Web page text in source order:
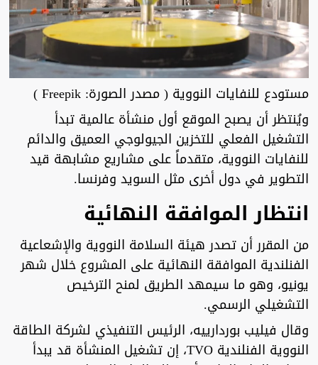
مستودع للنفايات النووية ( مصدر الصورة: Freepik )
ويُنتظر أن يصبح الموقع أول منشأة عالمية تبدأ
التشغيل الفعلي للتخزين الجيولوجي العميق والدائم
للنفايات النووية، متقدماً على مشاريع مشابهة قيد
التطوير في دول أخرى مثل السويد وفرنسا.
انتظار الموافقة النهائية
من المقرر أن تصدر هيئة السلامة النووية والإشعاعية
الفنلندية الموافقة النهائية على المشروع خلال شهر
يونيو، وهو ما سيمهد الطريق لمنح الترخيص
التشغيلي الرسمي.
وقال فيليب بوردارييه، الرئيس التنفيذي لشركة الطاقة
النووية الفنلندية TVO، إن تشغيل المنشأة قد يبدأ